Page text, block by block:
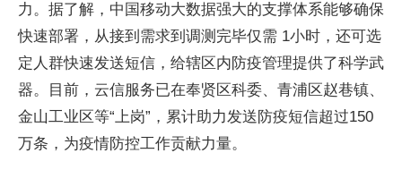
力。据了解，中国移动大数据强大的支撑体系能够确保
快速部署，从接到需求到调测完毕仅需 1小时，还可选
定人群快速发送短信，给辖区内防疫管理提供了科学武
器。目前，云信服务已在奉贤区科委、青浦区赵巷镇、
金山工业区等“上岗”，累计助力发送防疫短信超过150
万条，为疫情防控工作贡献力量。